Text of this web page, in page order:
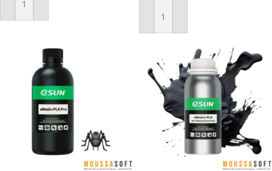
Ajouter Au Panier
Ajouter Au Panier